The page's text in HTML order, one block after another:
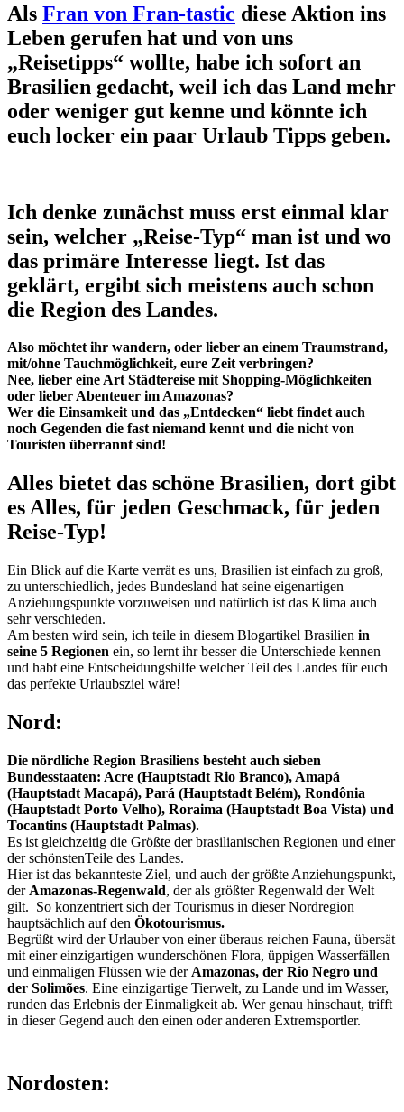
Als Fran von Fran-tastic diese Aktion ins
Leben gerufen hat und von uns
„Reisetipps“ wollte, habe ich sofort an
Brasilien gedacht, weil ich das Land mehr
oder weniger gut kenne und könnte ich
euch locker ein paar Urlaub Tipps geben.
Ich denke zunächst muss erst einmal klar
sein, welcher „Reise-Typ“ man ist und wo
das primäre Interesse liegt. Ist das
geklärt, ergibt sich meistens auch schon
die Region des Landes.
Also möchtet ihr wandern, oder lieber an einem Traumstrand,
mit/ohne Tauchmöglichkeit, eure Zeit verbringen?
Nee, lieber eine Art Städtereise mit Shopping-Möglichkeiten
oder lieber Abenteuer im Amazonas?
Wer die Einsamkeit und das „Entdecken“ liebt findet auch
noch Gegenden die fast niemand kennt und die nicht von
Touristen überrannt sind!
Alles bietet das schöne Brasilien, dort gibt
es Alles, für jeden Geschmack, für jeden
Reise-Typ!
Ein Blick auf die Karte verrät es uns, Brasilien ist einfach zu groß,
zu unterschiedlich, jedes Bundesland hat seine eigenartigen
Anziehungspunkte vorzuweisen und natürlich ist das Klima auch
sehr verschieden.
Am besten wird sein, ich teile in diesem Blogartikel Brasilien in
seine 5 Regionen ein, so lernt ihr besser die Unterschiede kennen
und habt eine Entscheidungshilfe welcher Teil des Landes für euch
das perfekte Urlaubsziel wäre!
Nord:
Die nördliche Region Brasiliens besteht auch sieben
Bundesstaaten: Acre (Hauptstadt Rio Branco), Amapá
(Hauptstadt Macapá), Pará (Hauptstadt Belém), Rondônia
(Hauptstadt Porto Velho), Roraima (Hauptstadt Boa Vista) und
Tocantins (Hauptstadt Palmas).
Es ist gleichzeitig die Größte der brasilianischen Regionen und einer
der schönstenTeile des Landes.
Hier ist das bekannteste Ziel, und auch der größte Anziehungspunkt,
der Amazonas-Regenwald, der als größter Regenwald der Welt
gilt. So konzentriert sich der Tourismus in dieser Nordregion
hauptsächlich auf den Ökotourismus.
Begrüßt wird der Urlauber von einer überaus reichen Fauna, übersät
mit einer einzigartigen wunderschönen Flora, üppigen Wasserfällen
und einmaligen Flüssen wie der Amazonas, der Rio Negro und
der Solimões. Eine einzigartige Tierwelt, zu Lande und im Wasser,
runden das Erlebnis der Einmaligkeit ab. Wer genau hinschaut, trifft
in dieser Gegend auch den einen oder anderen Extremsportler.
Nordosten: